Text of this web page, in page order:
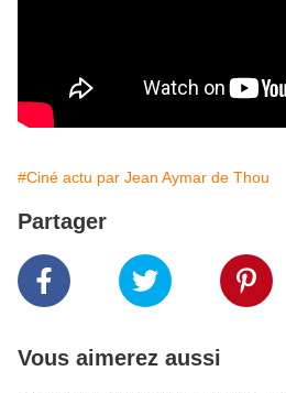
#Ciné actu par Jean Aymar de Thou
Partager
Vous aimerez aussi